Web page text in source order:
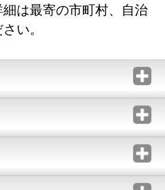
は最寄の市町村、自治
い。